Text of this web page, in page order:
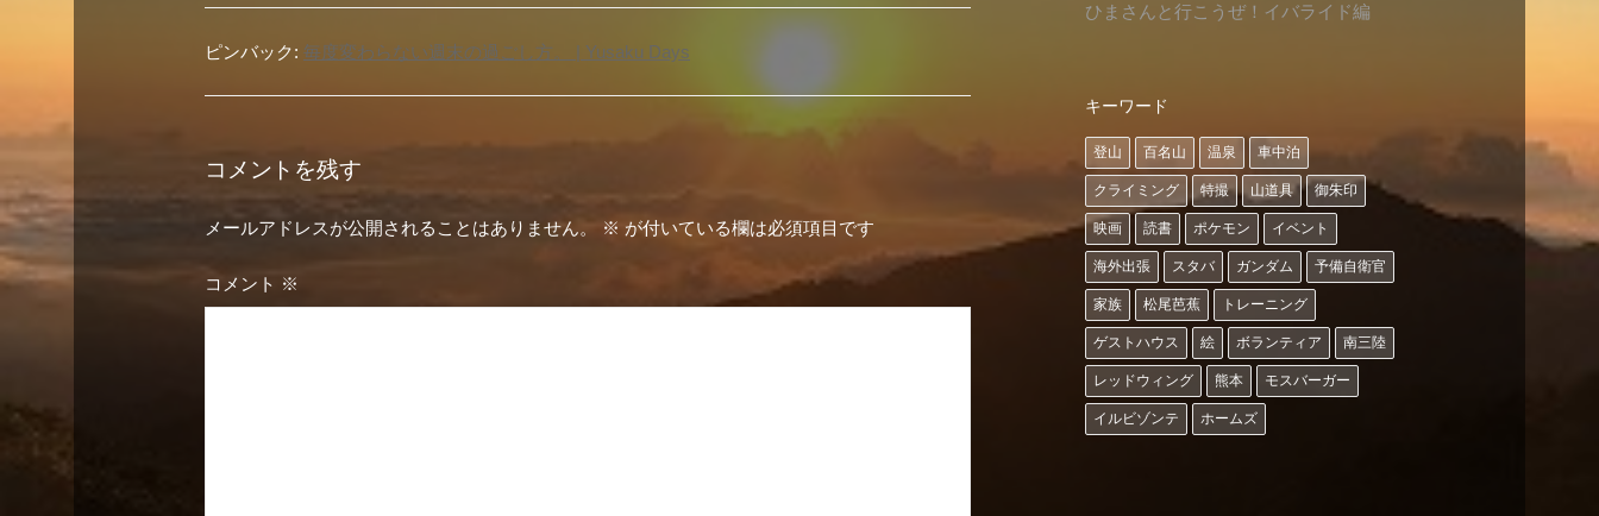
シ
ョ
ン
ピンバック: 毎度変わらない週末の過ごし方。 | Yusaku Days
コメントを残す
メールアドレスが公開されることはありません。 ※ が付いている欄は必須項目です
コメント ※
ひまさんと行こうぜ！イバライド編
キーワード
登山 百名山 温泉 車中泊
クライミング 特撮 山道具 御朱印
映画 読書 ポケモン イベント
海外出張 スタバ ガンダム 予備自衛官
家族 松尾芭蕉 トレーニング
ゲストハウス 絵 ボランティア 南三陸
レッドウィング 熊本 モスバーガー
イルビゾンテ ホームズ